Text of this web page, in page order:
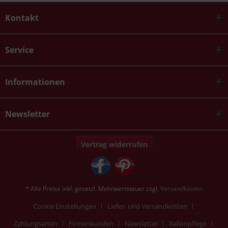
Kontakt
Service
Informationen
Newsletter
Vertrag widerrufen
* Alle Preise inkl. gesetzl. Mehrwertsteuer zzgl. Versandkosten
Cookie Einstellungen
Liefer- und Versandkosten
Zahlungsarten
Firmenkunden Newsletter Ballonpflege